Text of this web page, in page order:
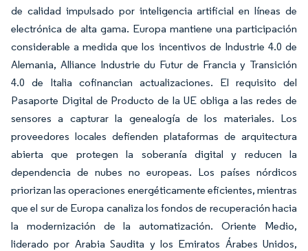
de calidad impulsado por inteligencia artificial en líneas de
electrónica de alta gama. Europa mantiene una participación
considerable a medida que los incentivos de Industrie 4.0 de
Alemania, Alliance Industrie du Futur de Francia y Transición
4.0 de Italia cofinancian actualizaciones. El requisito del
Pasaporte Digital de Producto de la UE obliga a las redes de
sensores a capturar la genealogía de los materiales. Los
proveedores locales defienden plataformas de arquitectura
abierta que protegen la soberanía digital y reducen la
dependencia de nubes no europeas. Los países nórdicos
priorizan las operaciones energéticamente eficientes, mientras
que el sur de Europa canaliza los fondos de recuperación hacia
la modernización de la automatización. Oriente Medio,
liderado por Arabia Saudita y los Emiratos Árabes Unidos,